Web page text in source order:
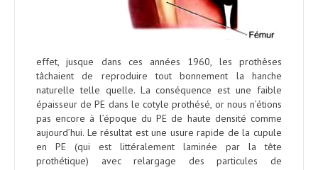
effet, jusque dans ces années 1960, les prothèses
tâchaient de reproduire tout bonnement la hanche
naturelle telle quelle. La conséquence est une faible
épaisseur de PE dans le cotyle prothésé, or nous n’étions
pas encore à l’époque du PE de haute densité comme
aujourd’hui. Le résultat est une usure rapide de la cupule
en PE (qui est littéralement laminée par la tête
prothétique) avec relargage des particules de